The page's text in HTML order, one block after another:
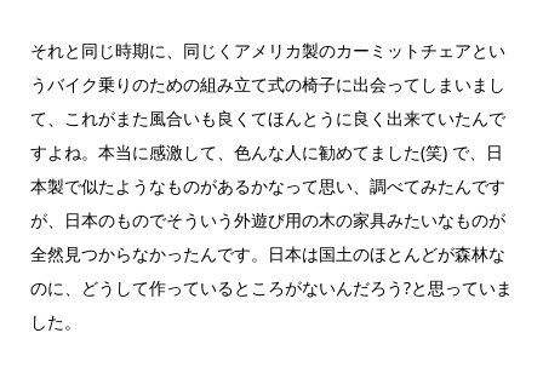
それと同じ時期に、同じくアメリカ製のカーミットチェアとい
うバイク乗りのための組み立て式の椅子に出会ってしまいまし
て、これがまた風合いも良くてほんとうに良く出来ていたんで
すよね。本当に感激して、色んな人に勧めてました(笑) で、日
本製で似たようなものがあるかなって思い、調べてみたんです
が、日本のものでそういう外遊び用の木の家具みたいなものが
全然見つからなかったんです。日本は国土のほとんどが森林な
のに、どうして作っているところがないんだろう?と思っていま
した。